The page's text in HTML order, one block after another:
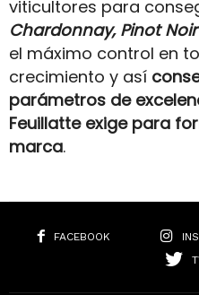
viticultores para
Chardonnay, Pinot
el máximo control en
crecimiento y así
parámetros de
Feuillatte exige para
marca.
FACEBOOK